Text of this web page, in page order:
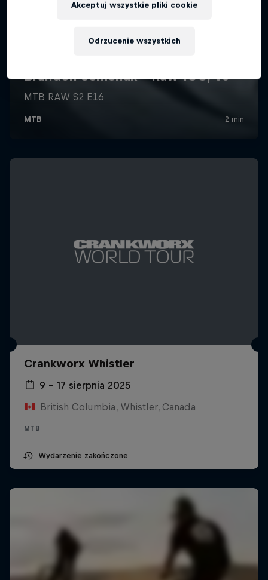
Crankworx Whistler
9 – 17 sierpnia 2025
British Columbia, Whistler, Canada
MTB
Wydarzenie zakończone
Odrzucenie wszystkich
Akceptuj wszystkie pliki cookie